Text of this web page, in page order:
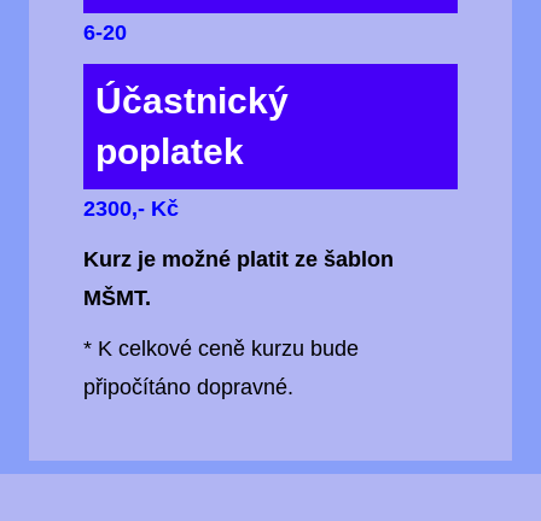
6-20
Účastnický
poplatek
2300,- Kč
Kurz je možné platit ze šablon
MŠMT.
* K celkové ceně kurzu bude
připočítáno dopravné.